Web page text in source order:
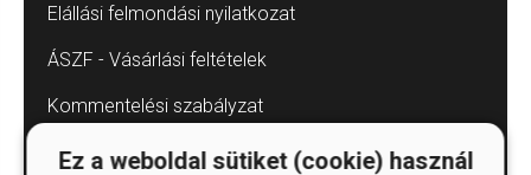
Elállási felmondási nyilatkozat
ÁSZF - Vásárlási feltételek
Kommentelési szabályzat
Adatvédelmi tájékoztatók
Ez a weboldal sütiket (cookie) használ